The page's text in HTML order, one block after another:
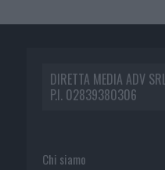
DIRETTA MEDIA ADV SRL
P.I. 02839380306
Chi siamo